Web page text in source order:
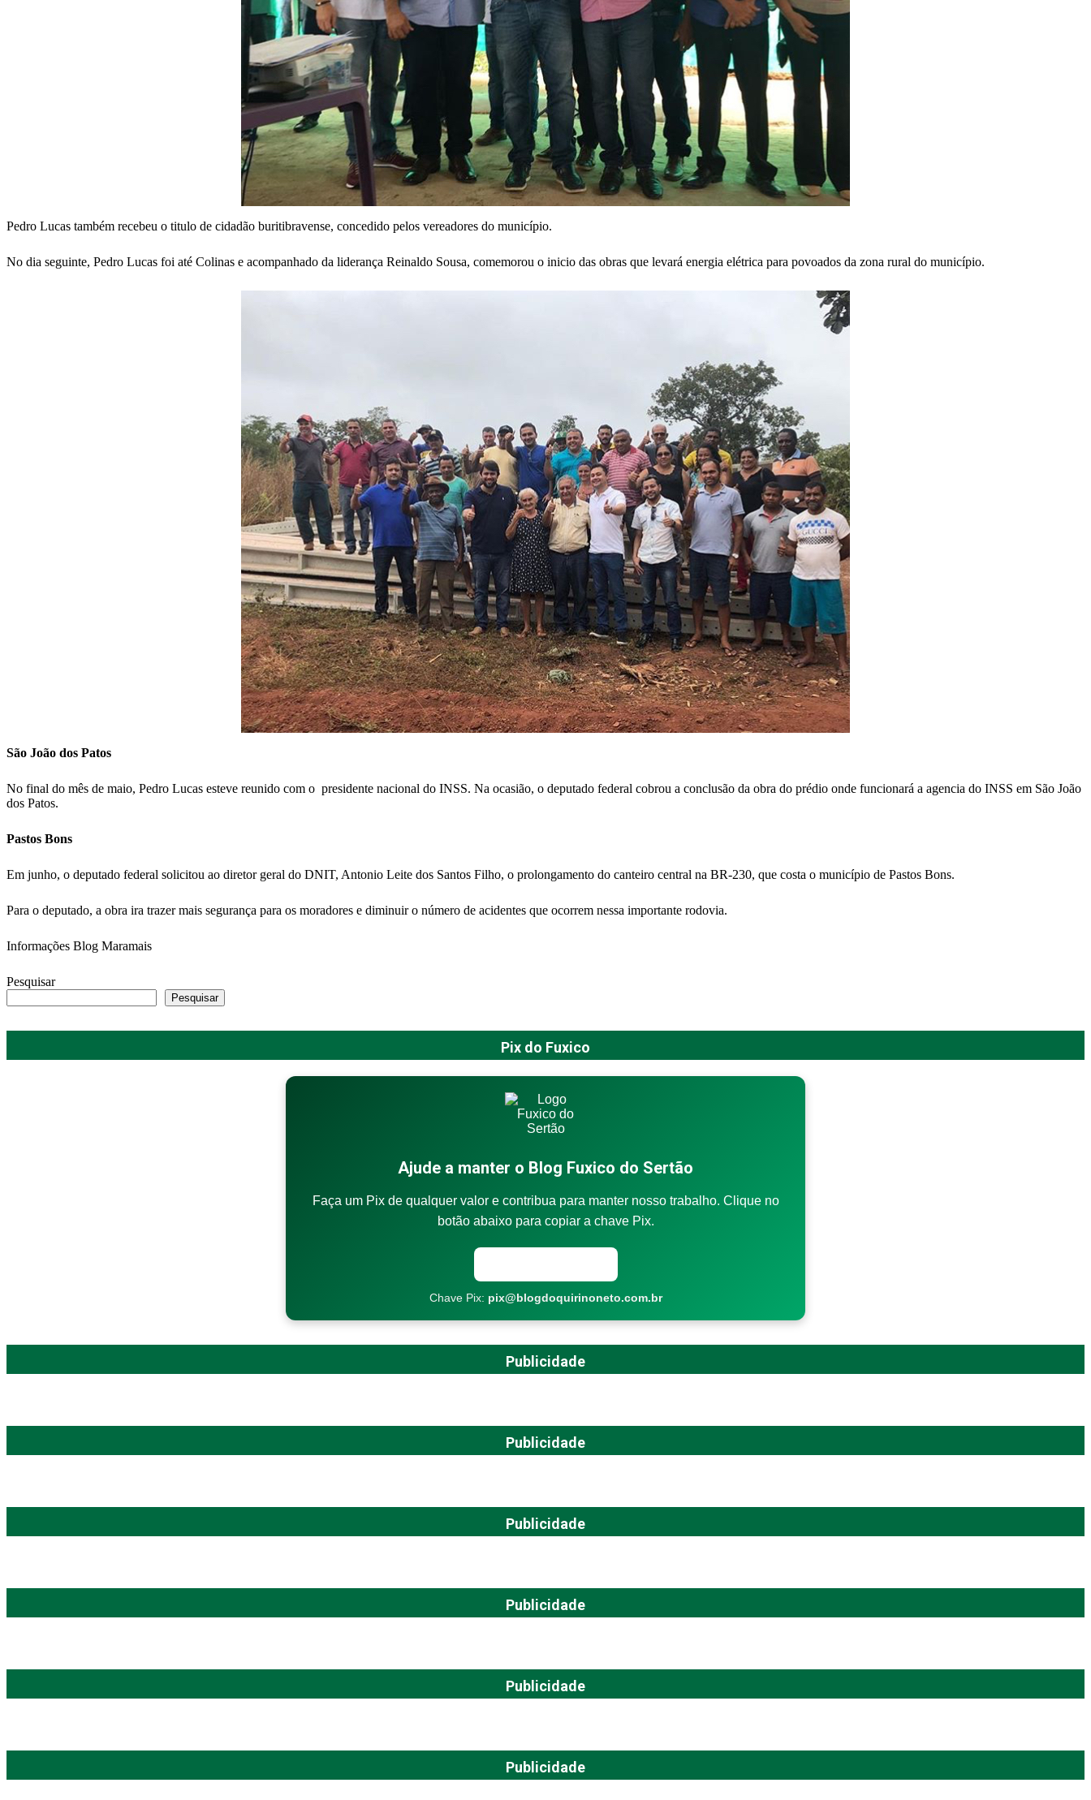
Pedro Lucas também recebeu o titulo de cidadão buritibravense, concedido pelos vereadores do município.
No dia seguinte, Pedro Lucas foi até Colinas e acompanhado da liderança Reinaldo Sousa, comemorou o inicio das obras que levará energia elétrica para povoados da zona rural do município.
São João dos Patos
No final do mês de maio, Pedro Lucas esteve reunido com o presidente nacional do INSS. Na ocasião, o deputado federal cobrou a conclusão da obra do prédio onde funcionará a agencia do INSS em São João
dos Patos.
Pastos Bons
Em junho, o deputado federal solicitou ao diretor geral do DNIT, Antonio Leite dos Santos Filho, o prolongamento do canteiro central na BR-230, que costa o município de Pastos Bons.
Para o deputado, a obra ira trazer mais segurança para os moradores e diminuir o número de acidentes que ocorrem nessa importante rodovia.
Informações Blog Maramais
Pesquisar
Pesquisar
Pix do Fuxico
Ajude a manter o Blog Fuxico do Sertão
Faça um Pix de qualquer valor e contribua para manter nosso trabalho. Clique no
botão abaixo para copiar a chave Pix.
Chave Pix: pix@blogdoquirinoneto.com.br
Publicidade
Publicidade
Publicidade
Publicidade
Publicidade
Publicidade